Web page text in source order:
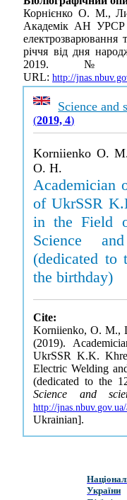
Корнієнко О. М.,
Академік АН УРСР
електрозварювання
річчя від дня
2019. №
URL: http://
Science and
(2019, 4)
Korniienko O.
O. H.
Academician
of UkrSSR
in the Field
Science
(dedicated to
the birthday)
Cite:
Korniienko, O. M.,
(2019).
UkrSSR K.K.
Electric Welding
(dedicated to the
Science and
http://
Ukrainian].
України